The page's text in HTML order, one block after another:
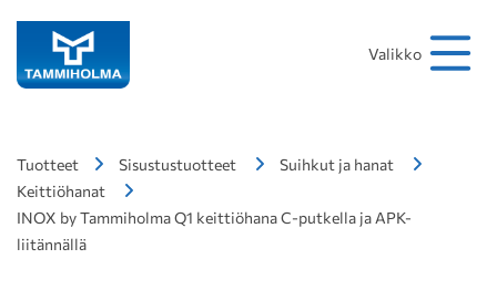
Valikko
Tuotteet Sisustustuotteet
Suihkut ja hanat
Keittiöhanat
INOX by Tammiholma Q1 keittiöhana C-putkella ja APK-
liitännällä